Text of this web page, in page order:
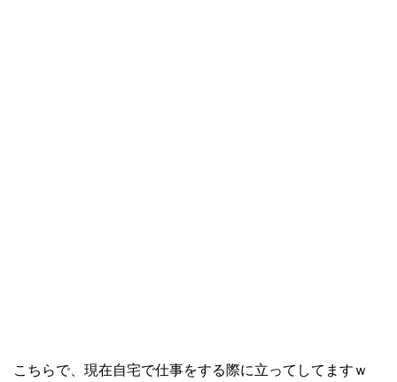
こちらで、現在自宅で仕事をする際に立ってしてますｗ